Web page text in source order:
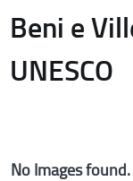
Beni e
UNESCO
No Images found.